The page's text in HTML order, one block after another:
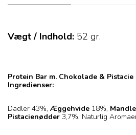
Vægt / Indhold: 52 gr.
Protein Bar m. Chokolade & Pistacie
Ingredienser:
Dadler 43%, Æggehvide 18%,
Pistacienødder 3,7%, Naturlig